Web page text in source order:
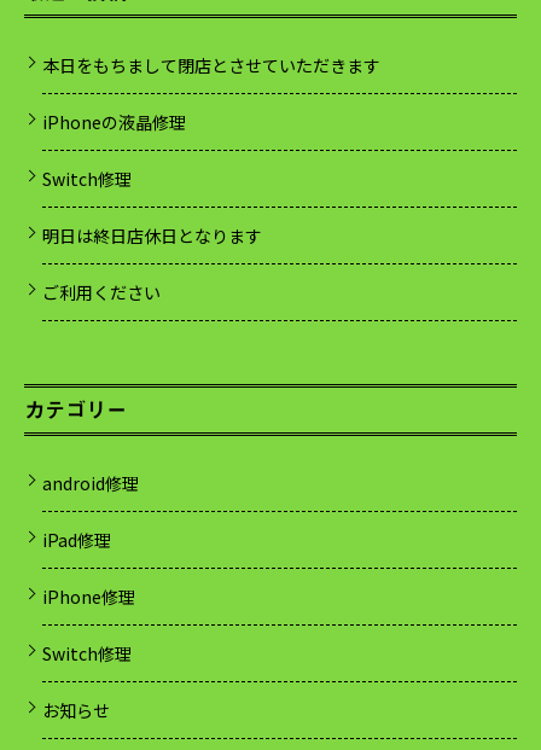
本日をもちまして閉店とさせていただきます
iPhoneの液晶修理
Switch修理
明日は終日店休日となります
ご利用ください
カテゴリー
android修理
iPad修理
iPhone修理
Switch修理
お知らせ